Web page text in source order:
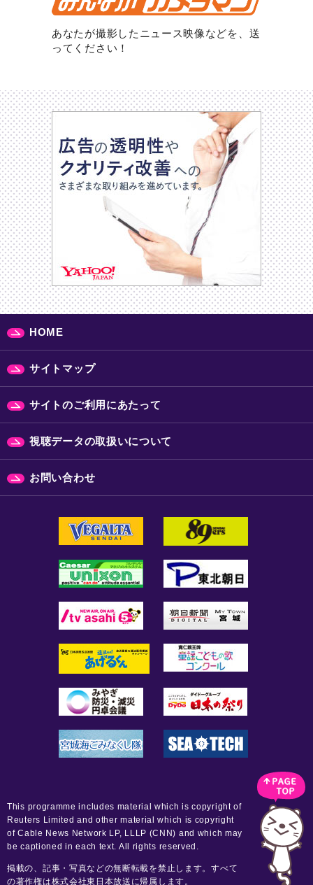
あなたが撮影したニュース映像などを、送
ってください！
HOME
サイトマップ
サイトのご利用にあたって
視聴データの取扱いについて
お問い合わせ
This programme includes material which is copyright of
Reuters Limited and other material which is copyright
of Cable News Network LP, LLLP (CNN) and which may
be captioned in each text. All rights reserved.
掲載の、記事・写真などの無断転載を禁止します。すべて
の著作権は株式会社東日本放送に帰属します。